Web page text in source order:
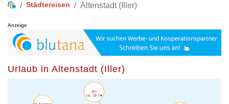
Städtereisen Altenstadt (Iller)
Anzeige
Urlaub in Altenstadt (Iller)